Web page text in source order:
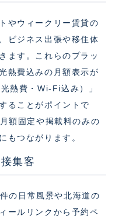
やウィークリー賃貸の
ビジネス出張や移住体
ます。これらのプラッ
熱費込みの月額表示が
熱費・Wi-Fi込み）」
ることがポイントで
額固定や掲載料のみの
もつながります。
集客
の日常風景や北海道の
ールリンクから予約ペ